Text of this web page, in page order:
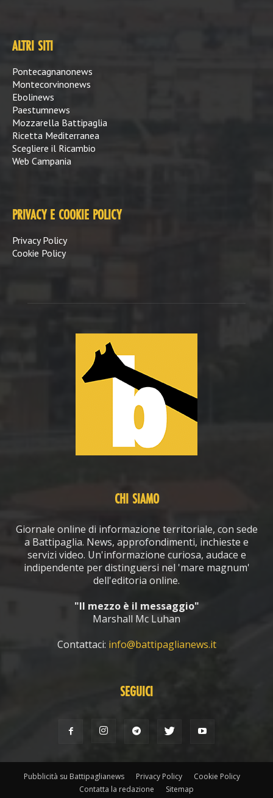
ALTRI SITI
Pontecagnanonews
Montecorvinonews
Ebolinews
Paestumnews
Mozzarella Battipaglia
Ricetta Mediterranea
Scegliere il Ricambio
Web Campania
PRIVACY E COOKIE POLICY
Privacy Policy
Cookie Policy
CHI SIAMO
Giornale online di informazione territoriale, con sede
a Battipaglia. News, approfondimenti, inchieste e
servizi video. Un'informazione curiosa, audace e
indipendente per distinguersi nel 'mare magnum'
dell'editoria online.
"Il mezzo è il messaggio"
Marshall Mc Luhan
Contattaci: info@battipaglianews.it
SEGUICI
Pubblicità su Battipaglianews Privacy Policy
Cookie Policy
Contatta la redazione
Sitemap